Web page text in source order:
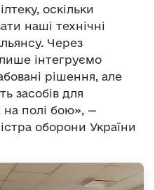
оскільки
наші технічні
Через
інтегруємо
рішення, але
засобів для
на полі бою», —
оборони України